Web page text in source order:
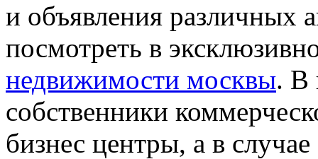
и объявления различных
посмотреть в
недвижимости москвы. В
собственники
бизнес центры, а в случае